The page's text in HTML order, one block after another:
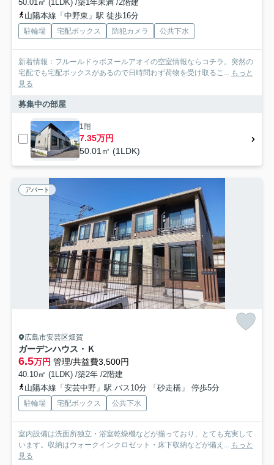
50.01㎡ (1LDK) /築1年未満 /2階建
山陽本線「中野東」駅 徒歩16分
駐輪場 宅配ボックス 防犯カメラ 公共下水
新着情報：フルールドゥボヌールアオイの空室情報ならコチラ。突然の
宅配でも宅配ボックスがあるので日時問わず荷物を受け取るこ... もっと
見る
募集中の部屋
1階
7.35万円
50.01㎡ (1LDK)
アパート
広島市安芸区畑賀
ガーデンハウス・Ｋ
6.5万円 管理/共益費3,500円
40.10㎡ (1LDK) /築2年 /2階建
山陽本線「安芸中野」駅 バス10分 「砂走橋」 停歩5分
駐輪場 宅配ボックス 公共下水
室内設備は洗面所独立・浴室乾燥機などが揃っており、とても充実して
います。収納はウォークインクロゼット・床下収納などが備え... もっと
見る